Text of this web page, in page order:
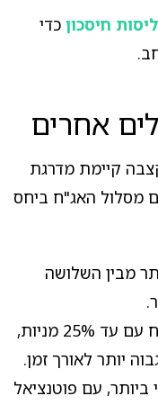
חיסכוןכדי
אחרים
קיימת מדרגת
מסלול האג"ח ביחס
מבין השלושה
המסלול המשולב, שמשלב אג"ח עם עד 25% מניות,
יותר לאורך זמן.
ביותר, עם פוטנציאל